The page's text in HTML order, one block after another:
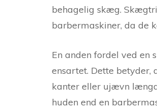
behagelig skæg.
barbermaskiner, da de
En anden fordel ved
ensartet. Dette
kanter eller ujævn
huden end en